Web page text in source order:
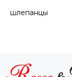
шлепанцы